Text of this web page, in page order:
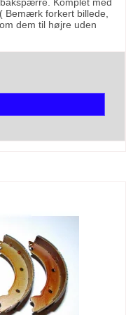
Komplet med
Bemærk forkert billede,
dem til højre uden